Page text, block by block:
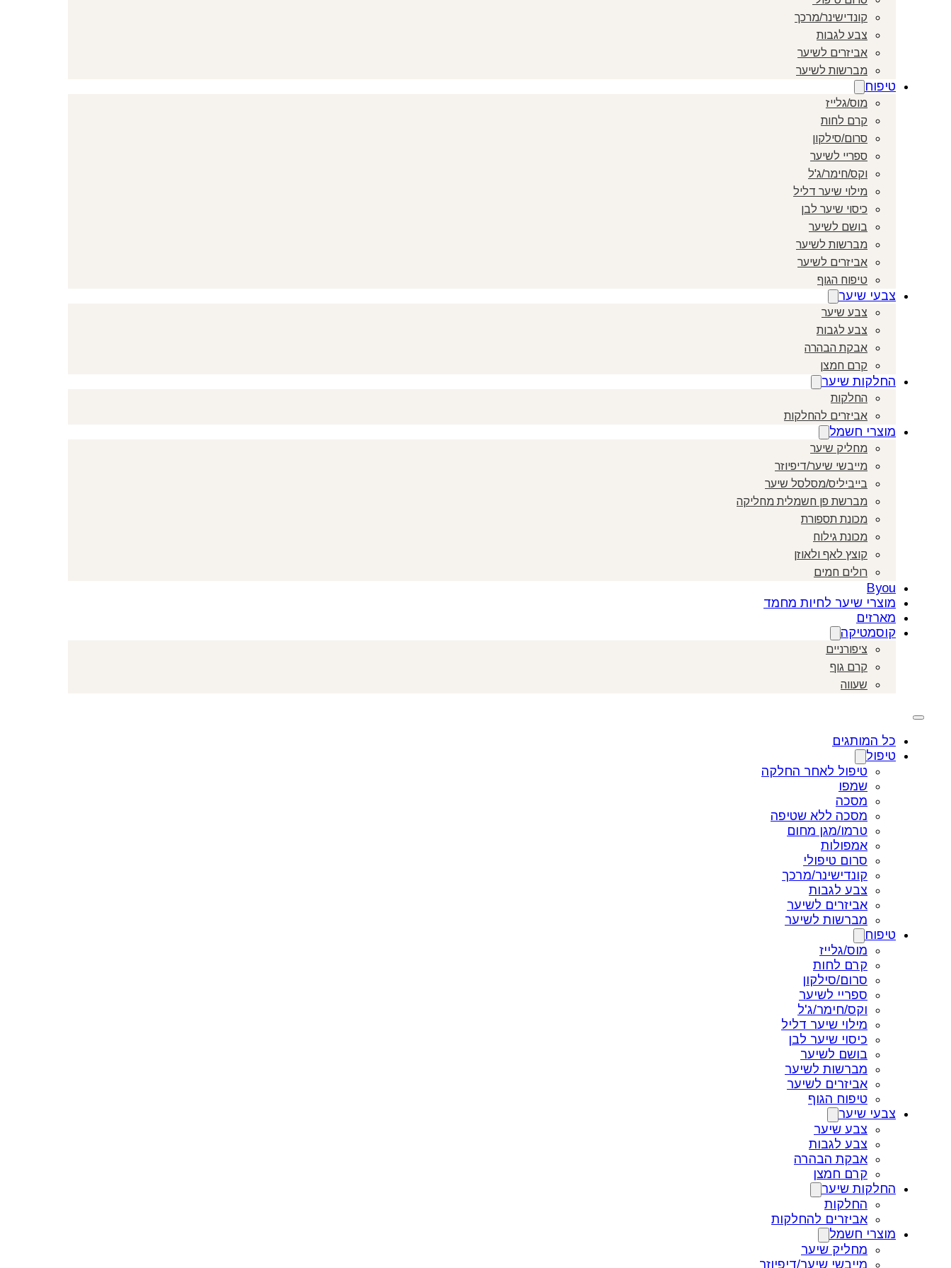
קונדישינר/מרכך
צבע לגבות
אביזרים לשיער
מברשות לשיער
טיפוח
מוס/גלייז
קרם לחות
סרום/סילקון
ספריי לשיער
וקס/חימר/ג'ל
מילוי שיער דליל
כיסוי שיער לבן
בושם לשיער
מברשות לשיער
אביזרים לשיער
טיפוח הגוף
צבעי שיער
צבע שיער
צבע לגבות
אבקת הבהרה
קרם חמצן
החלקות שיער
החלקות
אביזרים להחלקות
מוצרי חשמל
מחליק שיער
מייבשי שיער/דיפיוזר
בייביליס/מסלסל שיער
מברשת פן חשמלית מחליקה
מכונת תספורת
מכונת גילוח
קוצץ לאף ולאוזן
רולים חמים
Byou
מוצרי שיער לחיות מחמד
מארזים
קוסמטיקה
ציפורניים
קרם גוף
שעווה
כל המותגים
טיפול
טיפול לאחר החלקה
שמפו
מסכה
מסכה ללא שטיפה
טרמו/מגן מחום
אמפולות
סרום טיפולי
קונדישינר/מרכך
צבע לגבות
אביזרים לשיער
מברשות לשיער
טיפוח
מוס/גלייז
קרם לחות
סרום/סילקון
ספריי לשיער
וקס/חימר/ג'ל
מילוי שיער דליל
כיסוי שיער לבן
בושם לשיער
מברשות לשיער
אביזרים לשיער
טיפוח הגוף
צבעי שיער
צבע שיער
צבע לגבות
אבקת הבהרה
קרם חמצן
החלקות שיער
החלקות
אביזרים להחלקות
מוצרי חשמל
מחליק שיער
מייבשי שיער/דיפיוזר